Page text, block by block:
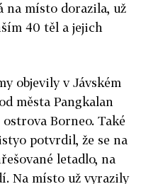
na místo dorazila, už
40 těl a jejich
objevily v Jávském
města Pangkalan
Borneo. Také
potvrdil, že se na
letadlo, na
Na místo už vyrazily